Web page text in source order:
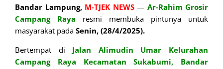
Bandar Lampung, M-TJEK NEWS— Ar-Rahim Grosir
Campang Raya resmi membuka pintunya untuk
masyarakat pada Senin, (28/4/2025).
Bertempat di Jalan Alimudin Umar Kelurahan
Campang Raya Kecamatan Sukabumi, Bandar